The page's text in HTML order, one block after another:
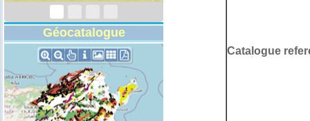
Géocatalogue
Catalogue